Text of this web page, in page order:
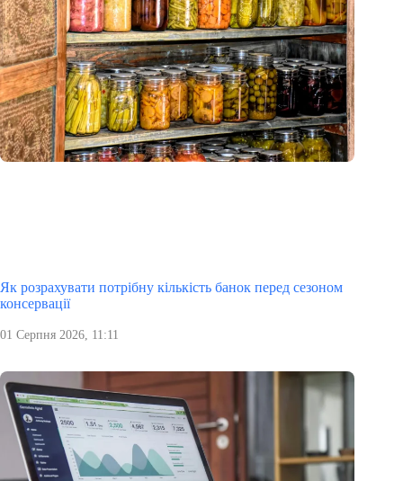
Як розрахувати потрібну кількість банок перед сезоном
консервації
01 Серпня 2026, 11:11